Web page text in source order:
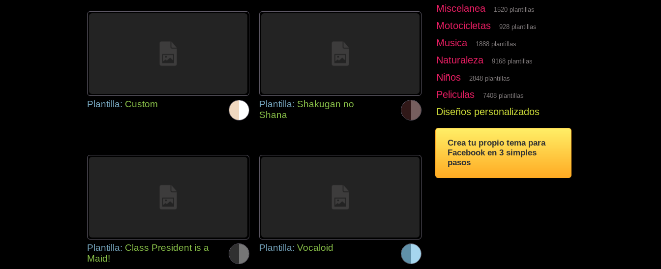
Plantilla: Custom Plantilla: Shakugan no
Shana
Plantilla: Class President is a
Maid!
Plantilla: Vocaloid
Miscelanea 1520 plantillas
Motocicletas 928 plantillas
Musica 1888 plantillas
Naturaleza 9168 plantillas
Niños 2848 plantillas
Peliculas 7408 plantillas
Diseños personalizados
Crea tu propio tema para
Facebook en 3 simples
pasos